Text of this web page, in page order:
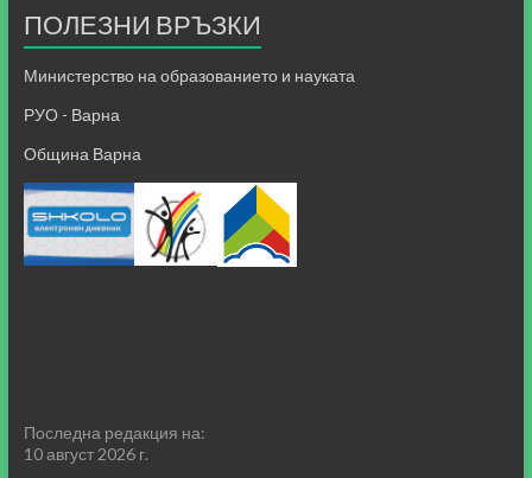
ПОЛЕЗНИ ВРЪЗКИ
Министерство на образованието и науката
РУО - Варна
Община Варна
Последна редакция на:
10 август 2026 г.